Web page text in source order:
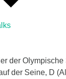
der
der Seine, D